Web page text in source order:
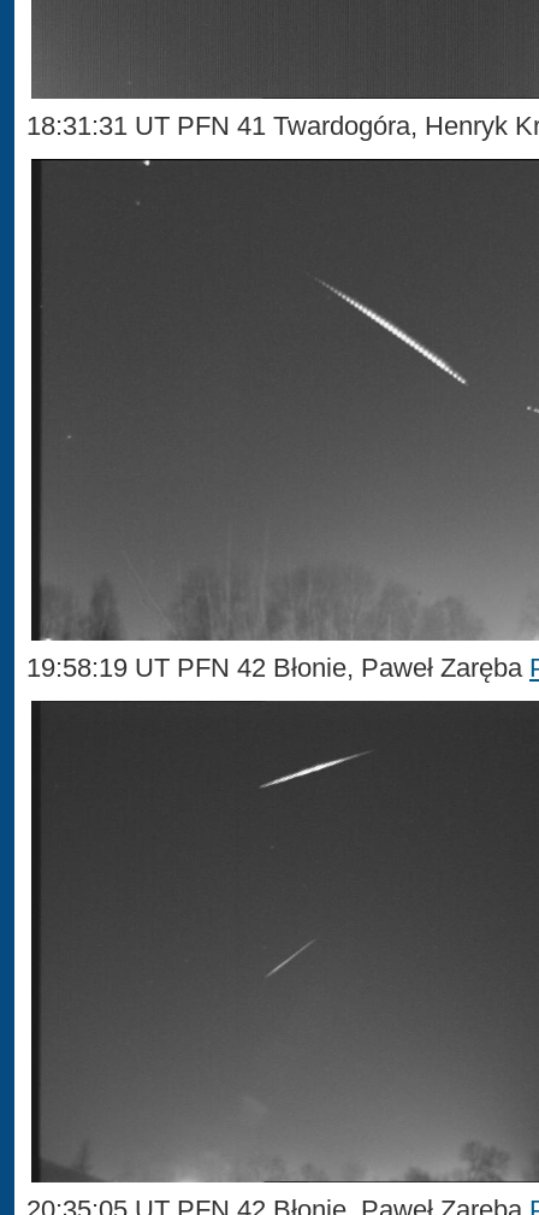
18:31:31 UT PFN 41 Twardogóra, Henryk
19:58:19 UT PFN 42 Błonie, Paweł Zaręba